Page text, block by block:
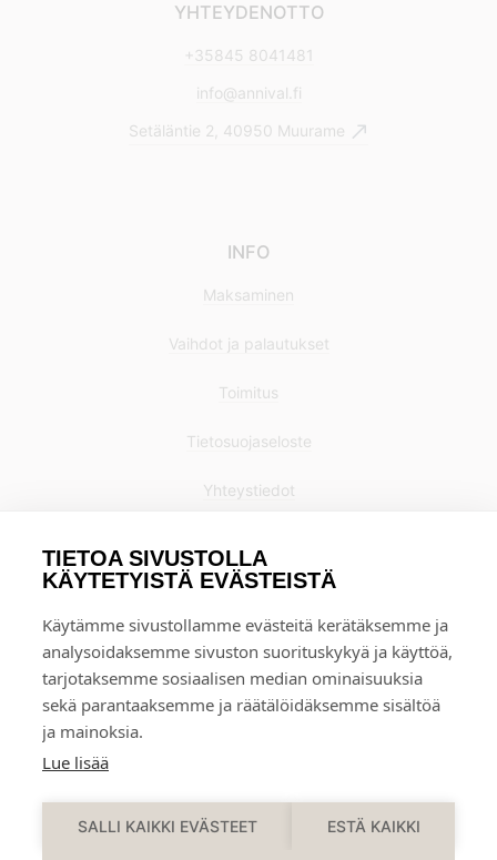
TIETOA SIVUSTOLLA
KÄYTETYISTÄ EVÄSTEISTÄ
Käytämme sivustollamme evästeitä kerätäksemme ja
analysoidaksemme sivuston suorituskykyä ja käyttöä,
tarjotaksemme sosiaalisen median ominaisuuksia
sekä parantaaksemme ja räätälöidäksemme sisältöä
ja mainoksia.
Lue lisää
SALLI KAIKKI EVÄSTEET ESTÄ KAIKKI
YHTEYDENOTTO
+35845 8041481
info@annival.fi
Setäläntie 2, 40950 Muurame
INFO
Maksaminen
Vaihdot ja palautukset
Toimitus
Tietosuojaseloste
Yhteystiedot